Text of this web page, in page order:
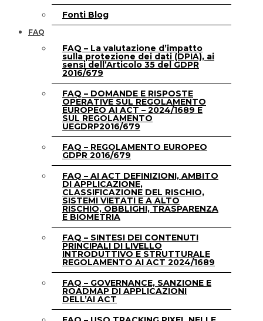
Fonti Blog
FAQ
FAQ – La valutazione d’impatto
sulla protezione dei dati (DPIA), ai
sensi dell’Articolo 35 del GDPR
2016/679
FAQ – DOMANDE E RISPOSTE
OPERATIVE SUL REGOLAMENTO
EUROPEO AI ACT – 2024/1689 E
SUL REGOLAMENTO
UEGDRP2016/679
FAQ – REGOLAMENTO EUROPEO
GDPR 2016/679
FAQ – AI ACT DEFINIZIONI, AMBITO
DI APPLICAZIONE,
CLASSIFICAZIONE DEL RISCHIO,
SISTEMI VIETATI E A ALTO
RISCHIO, OBBLIGHI, TRASPARENZA
E BIOMETRIA
FAQ – SINTESI DEI CONTENUTI
PRINCIPALI DI LIVELLO
INTRODUTTIVO E STRUTTURALE
REGOLAMENTO AI ACT 2024/1689
FAQ – GOVERNANCE, SANZIONE E
ROADMAP DI APPLICAZIONI
DELL’AI ACT